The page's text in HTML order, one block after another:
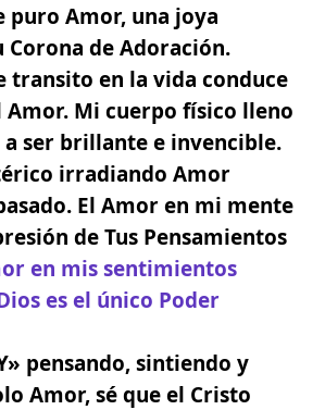
puro Amor, una joya
Corona de Adoración.
transito en la vida conduce
Mi cuerpo físico lleno
ser brillante e invencible.
irradiando Amor
El Amor en mi mente
de Tus Pensamientos
en mis sentimientos
es el único Poder
pensando, sintiendo y
Amor, sé que el Cristo